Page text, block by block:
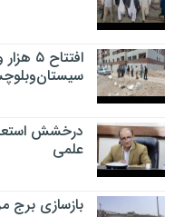
درخشش
علمی
بازسازی برج